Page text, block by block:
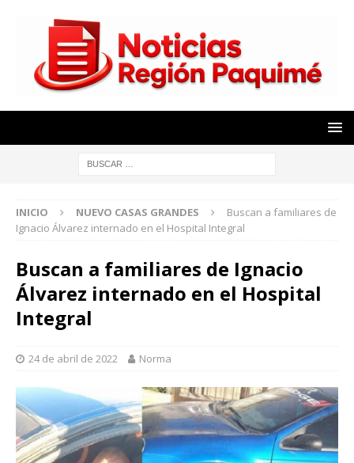
INICIO NUEVO CASAS GRANDES
Buscan a familiares de
Ignacio Álvarez internado en el Hospital Integral
Buscan a familiares de Ignacio
Álvarez internado en el Hospital
Integral
24 de abril de 2022 Norma